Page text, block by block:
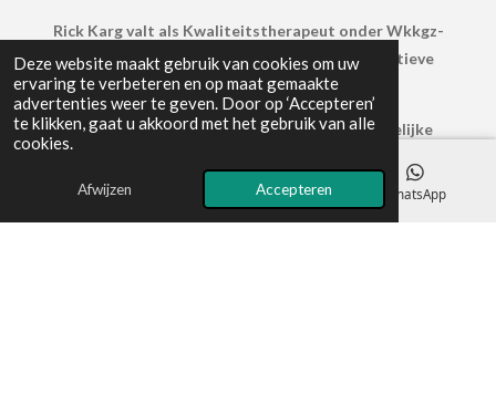
Deze website maakt gebruik van cookies om uw
ervaring te verbeteren en op maat gemaakte
advertenties weer te geven. Door op ‘Accepteren’
te klikken, gaat u akkoord met het gebruik van alle
cookies.
Afwijzen Accepteren
Rick Karg valt als Kwaliteitstherapeut onderWkkgz-
klachtrecht bijde GeschilleninstantieAlternatieve
Therapeuten (GAT).
GAT is een rijkserkendeen volledigonafhankelijke
Voor meer informatie over mijn klachten
regeling
ziehttps://gatgeschillen.nl
E-mailadres Telefoonnummer WhatsApp